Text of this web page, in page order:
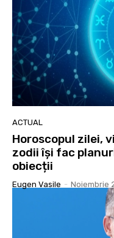
ACTUAL
Horoscopul zilei,
zodii își fac
obiecții
Eugen Vasile - Noiembrie